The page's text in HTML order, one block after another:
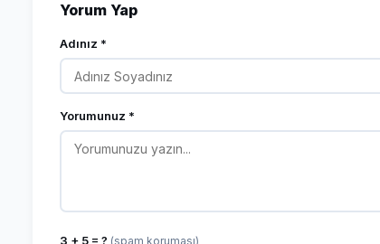
Yorum Yap
Adınız *
Yorumunuz *
3 + 5 = ? (spam koruması)